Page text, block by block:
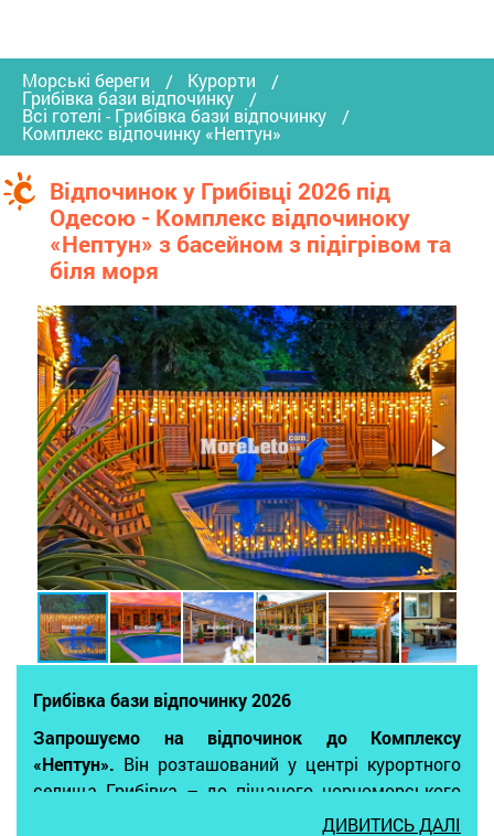
Морські береги Курорти
Грибівка бази відпочинку
Всі готелі - Грибівка бази відпочинку
Комплекс відпочинку «Нептун»
Відпочинок у Грибівці 2026 під
Одесою - Комплекс відпочиноку
«Нептун» з басейном з підігрівом та
біля моря
Грибівка бази відпочинку 2026
Запрошуємо на відпочинок до Комплексу
«Нептун». Він розташований у центрі курортного
селища Грибівка – до піщаного чорноморського
пляжу одна хвилина ходьби. У 2025 році в
ДИВИТИСЬ ДАЛІ